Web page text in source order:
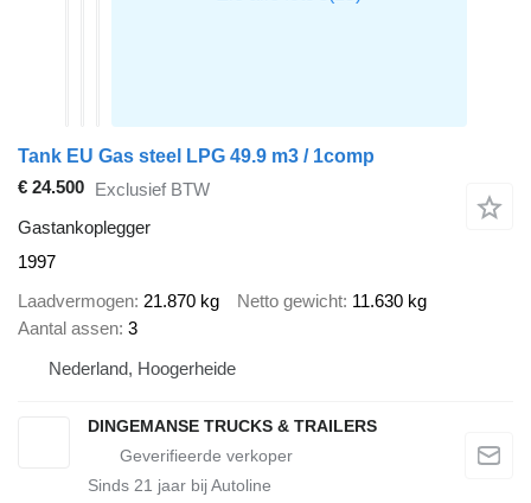
Tank EU Gas steel LPG 49.9 m3 / 1comp
€ 24.500 Exclusief BTW
Gastankoplegger
1997
Laadvermogen 21.870 kg Netto gewicht 11.630 kg
Aantal assen 3
Nederland, Hoogerheide
DINGEMANSE TRUCKS & TRAILERS
Sinds 21 jaar bij Autoline